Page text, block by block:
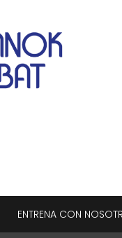
ENTRENA CON